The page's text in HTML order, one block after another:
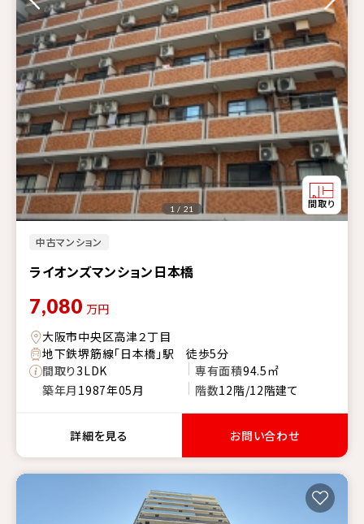
中古マンション
ライオンズマンション日本橋
1 / 21
7,080 万円
大阪市中央区高津２丁目
地下鉄堺筋線「日本橋」駅 徒歩5分
間取り3LDK 専有面積94.5㎡
築年月 1987年05月 階数12階/12階建て
詳細を見る お問い合わせ